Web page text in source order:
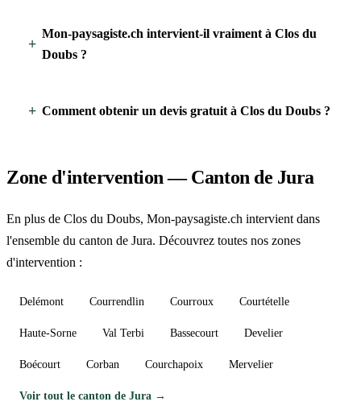
Mon-paysagiste.ch intervient-il vraiment à Clos du
Doubs ?
Comment obtenir un devis gratuit à Clos du Doubs ?
Zone d'intervention — Canton de Jura
En plus de Clos du Doubs, Mon-paysagiste.ch intervient dans
l'ensemble du canton de Jura. Découvrez toutes nos zones
d'intervention :
Delémont Courrendlin Courroux Courtételle
Haute-Sorne Val Terbi Bassecourt Develier
Boécourt Corban Courchapoix Mervelier
Voir tout le canton de Jura →